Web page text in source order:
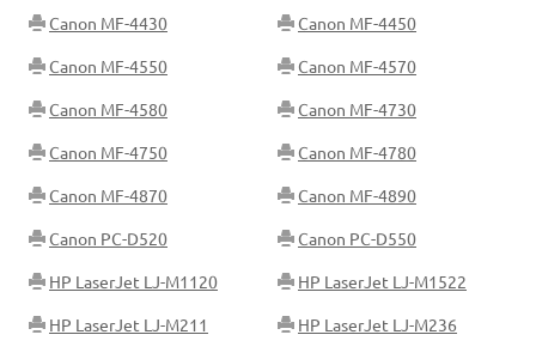
Canon MF-4430 Canon MF-4450
Canon MF-4550 Canon MF-4570
Canon MF-4580 Canon MF-4730
Canon MF-4750 Canon MF-4780
Canon MF-4870 Canon MF-4890
Canon PC-D520 Canon PC-D550
HP LaserJet LJ-M1120 HP LaserJet LJ-M1522
HP LaserJet LJ-M211 HP LaserJet LJ-M236